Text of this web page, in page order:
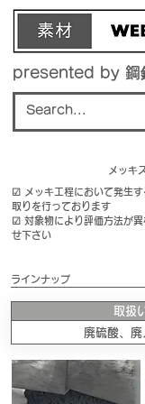
presented by 鋼
メッキ
☑ メッキ工程において発生
取りを行っております
☑ 対象物により評価方法が
せ下さい
ラインナップ
取扱
廃硫酸、